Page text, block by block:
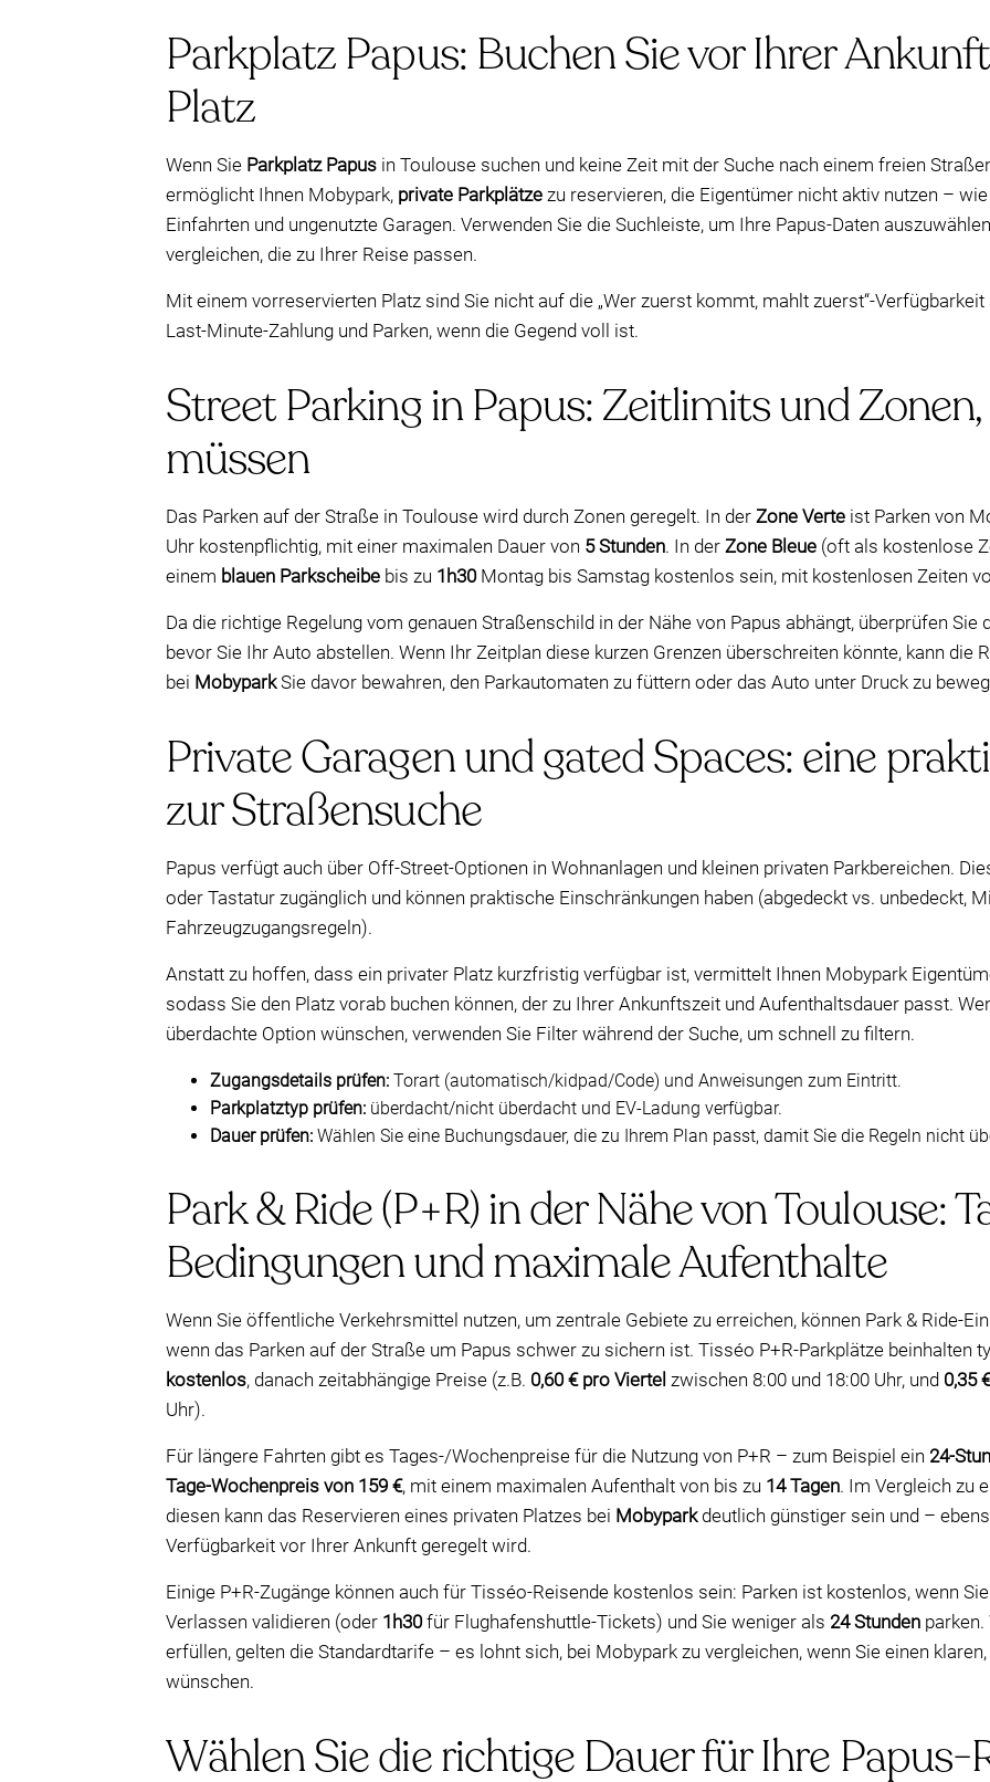
Parkplatz Papus: Buchen Sie vor Ihrer
Platz
Wenn Sie Parkplatz Papus in Toulouse suchen und keine Zeit mit der Suche nach einem freien
ermöglicht Ihnen Mobypark, private Parkplätze zu reservieren, die Eigentümer nicht aktiv nutzen –
Einfahrten und ungenutzte Garagen. Verwenden Sie die Suchleiste, um Ihre Papus-Daten
vergleichen, die zu Ihrer Reise passen.
Mit einem vorreservierten Platz sind Sie nicht auf die „Wer zuerst kommt, mahlt zuerst“-
Last-Minute-Zahlung und Parken, wenn die Gegend voll ist.
Street Parking in Papus: Zeitlimits und
müssen
Das Parken auf der Straße in Toulouse wird durch Zonen geregelt. In der Zone Verte ist Parken von
Uhr kostenpflichtig, mit einer maximalen Dauer von 5 Stunden. In der Zone Bleue (oft als kostenlose
einem blauen Parkscheibe bis zu 1h30Montag bis Samstag kostenlos sein, mit kostenlosen Zeiten
Da die richtige Regelung vom genauen Straßenschild in der Nähe von Papus abhängt, überprüfen Sie
bevor Sie Ihr Auto abstellen. Wenn Ihr Zeitplan diese kurzen Grenzen überschreiten könnte, kann die
bei MobyparkSie davor bewahren, den Parkautomaten zu füttern oder das Auto unter Druck zu
Private Garagen und gated Spaces: eine
zur Straßensuche
Papus verfügt auch über Off-Street-Optionen in Wohnanlagen und kleinen privaten Parkbereichen.
oder Tastatur zugänglich und können praktische Einschränkungen haben (abgedeckt vs. unbedeckt,
Fahrzeugzugangsregeln).
Anstatt zu hoffen, dass ein privater Platz kurzfristig verfügbar ist, vermittelt Ihnen Mobypark
sodass Sie den Platz vorab buchen können, der zu Ihrer Ankunftszeit und Aufenthaltsdauer passt.
überdachte Option wünschen, verwenden Sie Filter während der Suche, um schnell zu filtern.
Zugangsdetails prüfen: Torart (automatisch/kidpad/Code) und Anweisungen zum Eintritt.
Parkplatztyp prüfen: überdacht/nicht überdacht und EV-Ladung verfügbar.
Dauer prüfen: Wählen Sie eine Buchungsdauer, die zu Ihrem Plan passt, damit Sie die Regeln nicht
Park & Ride (P+R) in der Nähe von Toulouse:
Bedingungen und maximale Aufenthalte
Wenn Sie öffentliche Verkehrsmittel nutzen, um zentrale Gebiete zu erreichen, können Park & Ride-
wenn das Parken auf der Straße um Papus schwer zu sichern ist. Tisséo P+R-Parkplätze beinhalten
kostenlos, danach zeitabhängige Preise (z.B. 0,60 € pro Viertel zwischen 8:00 und 18:00 Uhr, und 0,35
Uhr).
Für längere Fahrten gibt es Tages-/Wochenpreise für die Nutzung von P+R – zum Beispiel ein 24-
Tage-Wochenpreis von 159 €, mit einem maximalen Aufenthalt von bis zu 14 Tagen. Im Vergleich zu
diesen kann das Reservieren eines privaten Platzes bei Mobyparkdeutlich günstiger sein und –
Verfügbarkeit vor Ihrer Ankunft geregelt wird.
Einige P+R-Zugänge können auch für Tisséo-Reisende kostenlos sein: Parken ist kostenlos, wenn
Verlassen validieren (oder 1h30für Flughafenshuttle-Tickets) und Sie weniger als 24 Stunden
erfüllen, gelten die Standardtarife – es lohnt sich, bei Mobypark zu vergleichen, wenn Sie einen
wünschen.
Wählen Sie die richtige Dauer für Ihre Papus-